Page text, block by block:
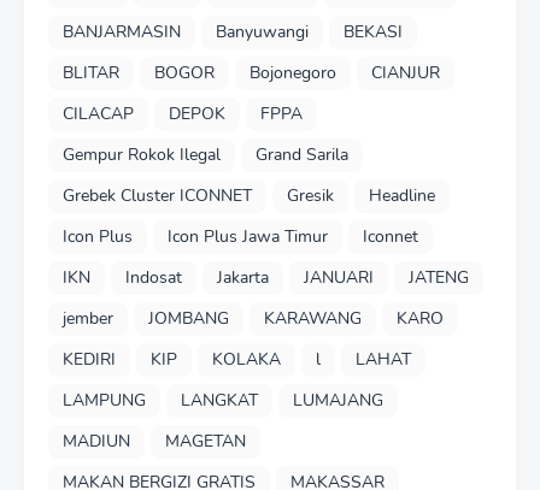
BANJARMASIN
Banyuwangi
BEKASI
BLITAR
BOGOR Bojonegoro
CIANJUR
CILACAP
DEPOK
FPPA
Gempur Rokok Ilegal
Grand Sarila
Grebek Cluster ICONNET
Gresik
Headline
Icon Plus
Icon Plus Jawa Timur
Iconnet
IKN
Indosat Jakarta JANUARI
JATENG
jember
JOMBANG KARAWANG
KARO
KEDIRI
KIP KOLAKA l
LAHAT
LAMPUNG
LANGKAT
LUMAJANG
MADIUN
MAGETAN
MAKAN BERGIZI GRATIS
MAKASSAR